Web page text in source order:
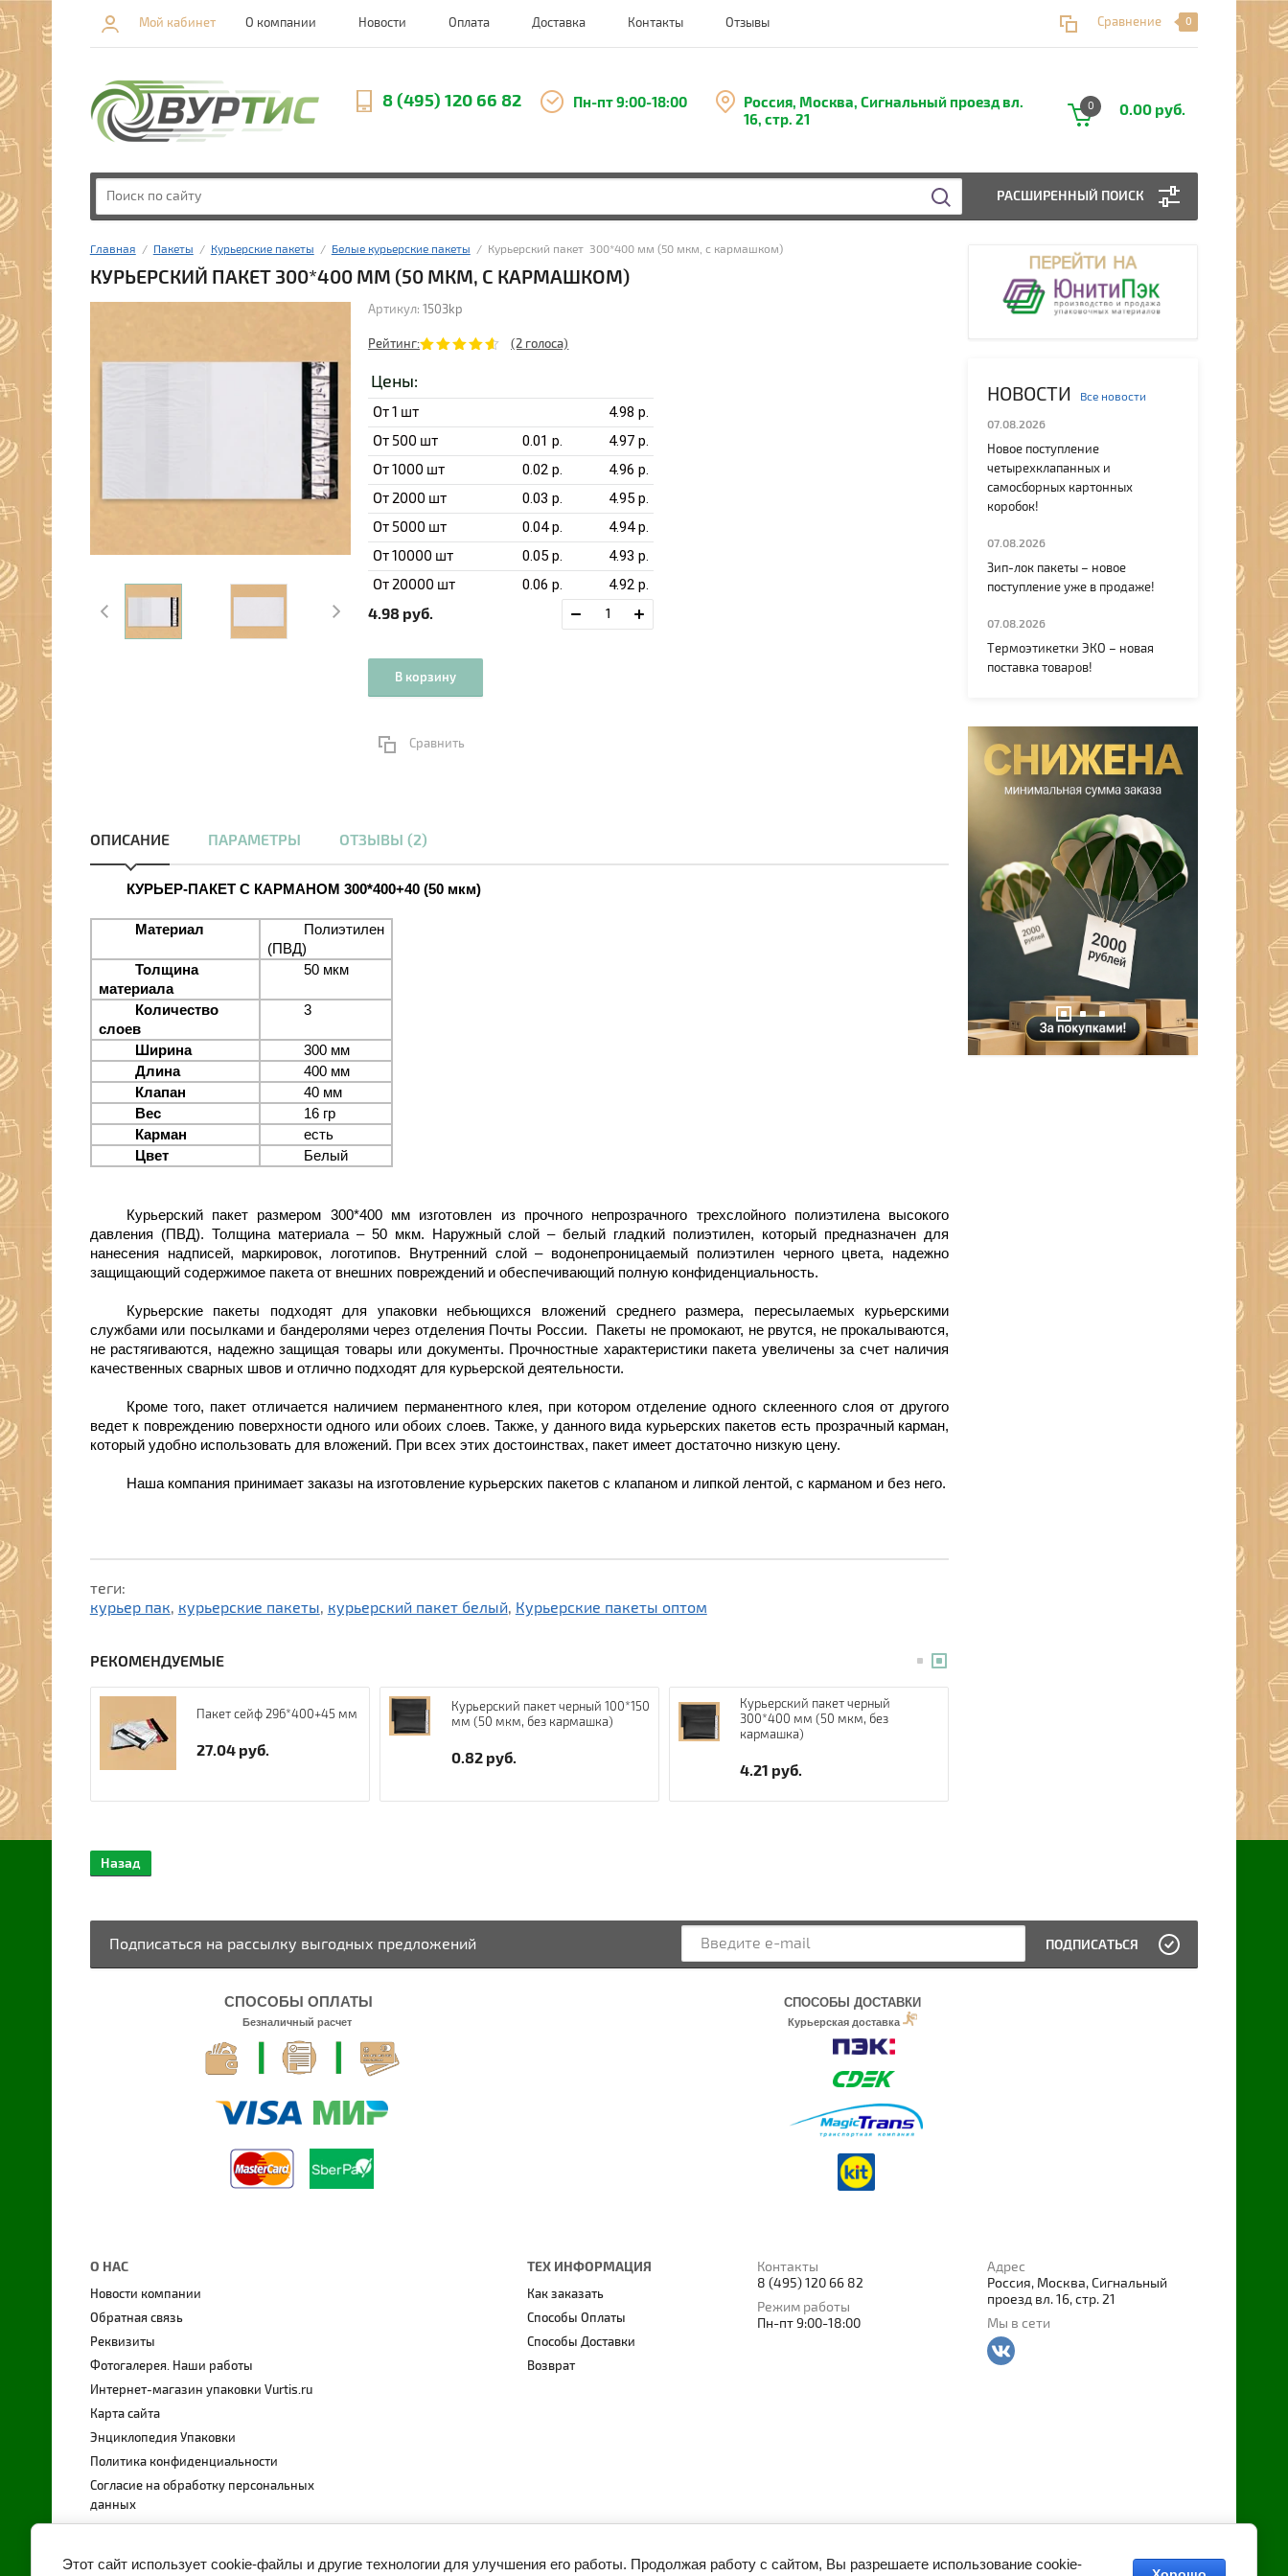
Мой кабинет О компании Новости Оплата Доставка Контакты Отзывы Сравнение 0
8 (495) 120 66 82 Пн-пт 9:00-18:00
Россия, Москва, Сигнальный проезд вл.
16, стр. 21
0 0.00 руб.
РАСШИРЕННЫЙ ПОИСК
Главная
  /
Пакеты
  /
Курьерские пакеты
  /
Белые курьерские пакеты
  /  Курьерский пакет  300*400 мм (50 мкм, с кармашком)
КУРЬЕРСКИЙ ПАКЕТ 300*400 ММ (50 МКМ, С КАРМАШКОМ)
Артикул: 1503kp
Рейтинг: (2 голоса)
Цены:
От 1 шт 4.98 р.
От 500 шт
0.01 р. 4.97 р.
От 1000 шт
0.02 р. 4.96 р.
От 2000 шт
0.03 р. 4.95 р.
От 5000 шт
0.04 р. 4.94 р.
От 10000 шт
0.05 р. 4.93 р.
От 20000 шт
0.06 р. 4.92 р.
4.98 руб.
В корзину
Сравнить
ОПИСАНИЕ ПАРАМЕТРЫ ОТЗЫВЫ (2)
КУРЬЕР-ПАКЕТ С КАРМАНОМ 300*400+40 (50 мкм)
Материал
Полиэтилен
(ПВД)
Толщина
материала
50 мкм
Количество
слоев
3
Ширина
300 мм
Длина
400 мм
Клапан
40 мм
Вес
16 гр
Карман
есть
Цвет
Белый
Курьерский пакет размером 300*400
мм изготовлен из прочного непрозрачного трехслойного полиэтилена высокого
давления (ПВД). Толщина материала – 50 мкм. Наружный слой – белый гладкий полиэтилен, который предназначен для
нанесения надписей, маркировок, логотипов. Внутренний слой – водонепроницаемый полиэтилен черного цвета, надежно
защищающий содержимое пакета от внешних повреждений и обеспечивающий полную конфиденциальность.
Курьерские пакеты подходят для упаковки небьющихся вложений среднего размера, пересылаемых курьерскими
службами или посылками и бандеролями через отделения Почты России. Пакеты не промокают, не рвутся, не прокалываются,
не растягиваются, надежно защищая товары или документы. Прочностные характеристики пакета увеличены за счет наличия
качественных сварных швов и отлично подходят для курьерской деятельности.
Кроме того, пакет отличается наличием перманентного клея, при котором отделение одного склеенного слоя от другого
ведет к повреждению поверхности одного или обоих слоев. Также, у данного вида курьерских пакетов есть прозрачный карман,
который удобно использовать для вложений. При всех этих достоинствах, пакет имеет достаточно низкую цену.
Наша компания принимает заказы на изготовление курьерских пакетов с клапаном и липкой лентой, с карманом и без него.
теги:
курьер пак, курьерские пакеты, курьерский пакет белый, Курьерские пакеты оптом
РЕКОМЕНДУЕМЫЕ
пакет
Пакет сейф 296*400+45 мм
27.04руб.
Курьерский пакет черный 100*150
мм (50 мкм, без кармашка)
0.82руб.
Курьерский пакет черный
300*400 мм (50 мкм, без
кармашка)
4.21 руб.
Назад
НОВОСТИ
Все новости
07.08.2026
Новое поступление
четырехклапанных и
самосборных картонных
коробок!
07.08.2026
Зип-лок пакеты – новое
поступление уже в продаже!
07.08.2026
Термоэтикетки ЭКО – новая
поставка товаров!
Подписаться на рассылку выгодных предложений ПОДПИСАТЬСЯ
СПОСОБЫ ОПЛАТЫ
Безналичный расчет
СПОСОБЫ ДОСТАВКИ
Курьерская доставка
О НАС
Новости компании
Обратная связь
Реквизиты
Фотогалерея. Наши работы
Интернет-магазин упаковки Vurtis.ru
Карта сайта
Энциклопедия Упаковки
Политика конфиденциальности
Согласие на обработку персональных
данных
ТЕХ ИНФОРМАЦИЯ
Как заказать
Способы Оплаты
Способы Доставки
Возврат
Контакты
8 (495) 120 66 82
Режим работы
Пн-пт 9:00-18:00
Адрес
Россия, Москва, Сигнальный
проезд вл. 16, стр. 21
Мы в сети
Этот сайт использует cookie-файлы и другие технологии для улучшения его работы. Продолжая работу с сайтом, Вы разрешаете использование cookie-